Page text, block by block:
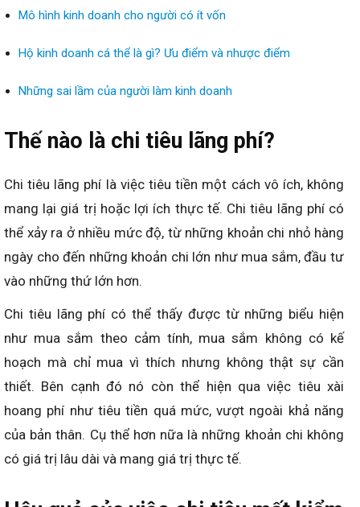
Mô hình kinh doanh cho người có ít vốn
Hộ kinh doanh cá thể là gì? Ưu điểm và nhược điểm
Những sai lầm của người làm kinh doanh
Thế nào là chi tiêu lãng phí?
Chi tiêu lãng phí là việc tiêu tiền một cách vô ích, không
mang lại giá trị hoặc lợi ích thực tế. Chi tiêu lãng phí có
thể xảy ra ở nhiều mức độ, từ những khoản chi nhỏ hàng
ngày cho đến những khoản chi lớn như mua sắm, đầu tư
vào những thứ lớn hơn.
Chi tiêu lãng phí có thể thấy được từ những biểu hiện
như mua sắm theo cảm tính, mua sắm không có kế
hoạch mà chỉ mua vì thích nhưng không thật sự cần
thiết. Bên cạnh đó nó còn thể hiện qua việc tiêu xài
hoang phí như tiêu tiền quá mức, vượt ngoài khả năng
của bản thân. Cụ thể hơn nữa là những khoản chi không
có giá trị lâu dài và mang giá trị thực tế.